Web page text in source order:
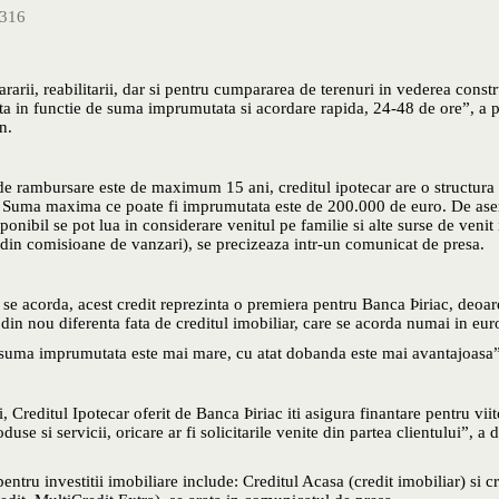
316
reabilitarii, dar si pentru cumpararea de terenuri in vederea
functie de suma imprumutata si acordare rapida, 24-48 de ore”, a
rambursare este de maximum 15 ani, creditul ipotecar are o structura
maxima ce poate fi imprumutata este de 200.000 de euro. De
se pot lua in considerare venitul pe familie si alte surse de venit
comisioane de vanzari), se precizeaza intr-un comunicat de presa.
acorda, acest credit reprezinta o premiera pentru Banca Þiriac,
nou diferenta fata de creditul imobiliar, care se acorda numai in
imprumutata este mai mare, cu atat dobanda este mai
Ipotecar oferit de Banca Þiriac iti asigura finantare pentru
si servicii, oricare ar fi solicitarile venite din partea clientului”, a
investitii imobiliare include: Creditul Acasa (credit imobiliar) si